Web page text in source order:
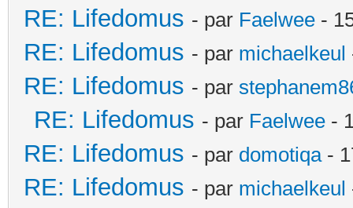
RE: Lifedomus - par Faelwee -
RE: Lifedomus - par michaelkeul
RE: Lifedomus - par
RE: Lifedomus - par Faelwee -
RE: Lifedomus - par domotiqa-
RE: Lifedomus - par michaelkeul